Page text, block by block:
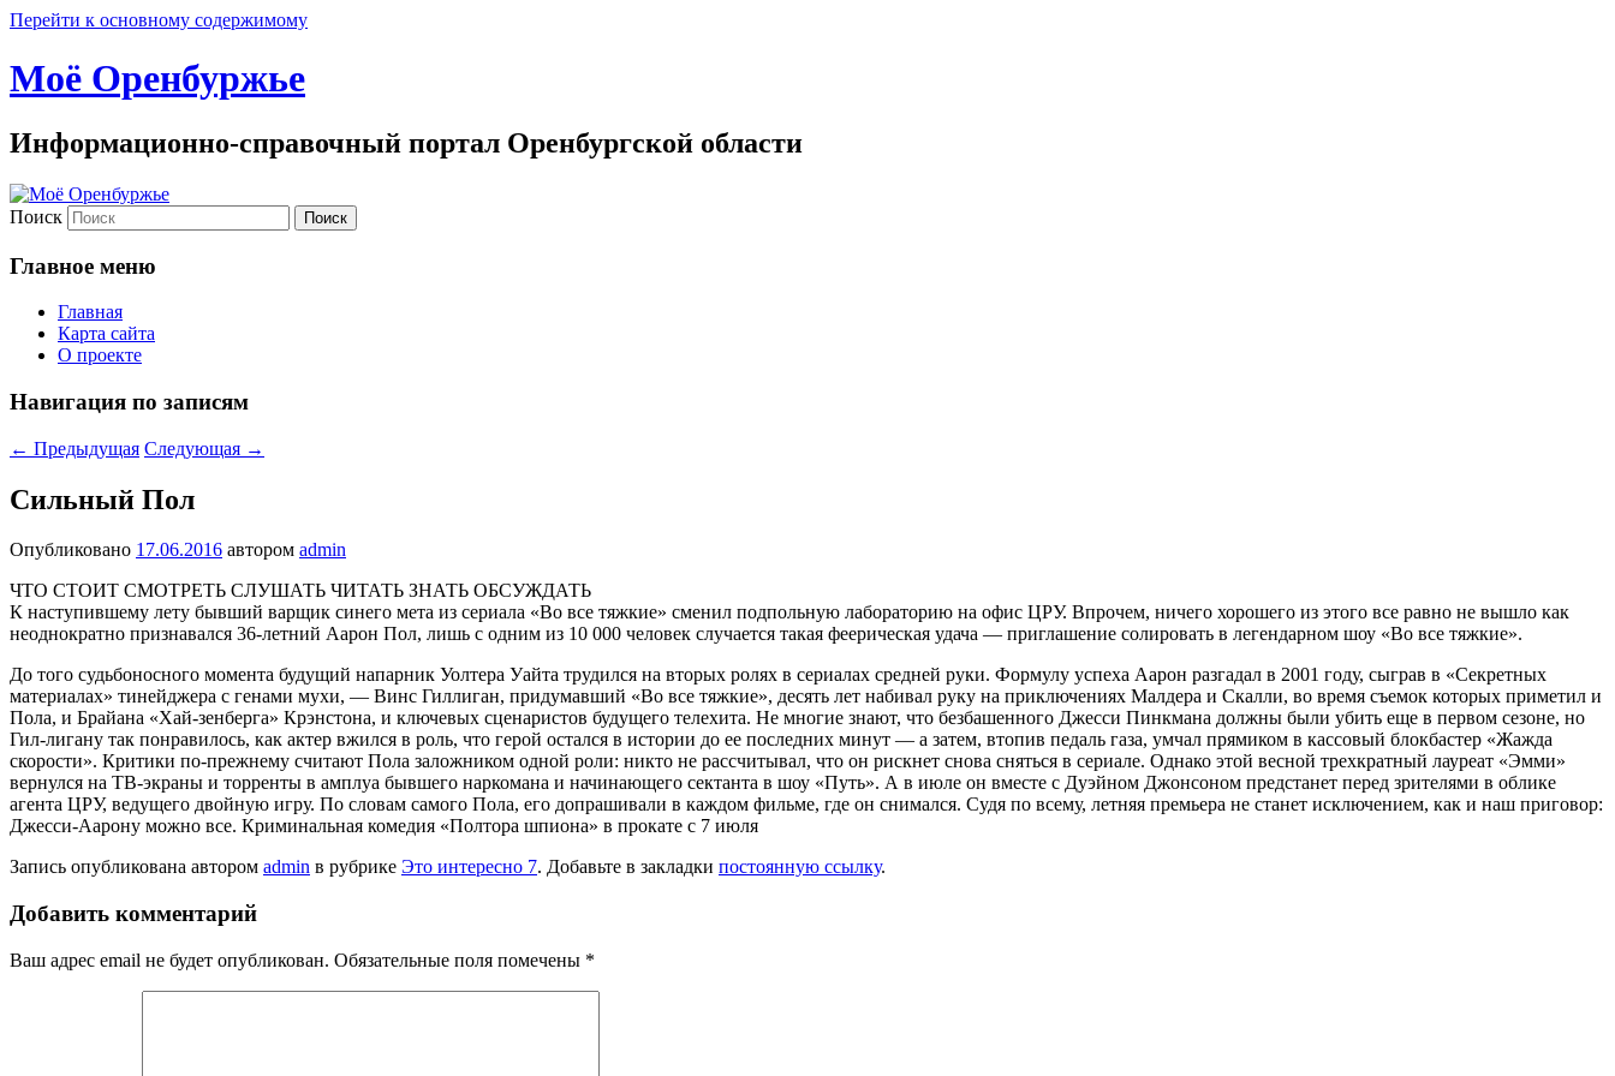
Перейти к основному содержимому
Моё Оренбуржье
Информационно-справочный портал Оренбургской области
Поиск
Главное меню
Главная
Карта сайта
О проекте
Навигация по записям
← Предыдущая Следующая →
Сильный Пол
Опубликовано 17.06.2016 автором admin
ЧТО СТОИТ СМОТРЕТЬ СЛУШАТЬ ЧИТАТЬ ЗНАТЬ ОБСУЖДАТЬ
К наступившему лету бывший варщик синего мета из сериала «Во все тяжкие» сменил подпольную лабораторию на офис ЦРУ. Впрочем, ничего хорошего из этого все равно не вышло как
неоднократно признавался 36-летний Аарон Пол, лишь с одним из 10 000 человек случается такая феерическая удача — приглашение солировать в легендарном шоу «Во все тяжкие».
До того судьбоносного момента будущий напарник Уолтера Уайта трудился на вторых ролях в сериалах средней руки. Формулу успеха Аарон разгадал в 2001 году, сыграв в «Секретных
материалах» тинейджера с генами мухи, — Винс Гиллиган, придумавший «Во все тяжкие», десять лет набивал руку на приключениях Малдера и Скалли, во время съемок которых приметил и
Пола, и Брайана «Хай-зенберга» Крэнстона, и ключевых сценаристов будущего телехита. Не многие знают, что безбашенного Джесси Пинкмана должны были убить еще в первом сезоне, но
Гил-лигану так понравилось, как актер вжился в роль, что герой остался в истории до ее последних минут — а затем, втопив педаль газа, умчал прямиком в кассовый блокбастер «Жажда
скорости». Критики по-прежнему считают Пола заложником одной роли: никто не рассчитывал, что он рискнет снова сняться в сериале. Однако этой весной трехкратный лауреат «Эмми»
вернулся на ТВ-экраны и торренты в амплуа бывшего наркомана и начинающего сектанта в шоу «Путь». А в июле он вместе с Дуэйном Джонсоном предстанет перед зрителями в облике
агента ЦРУ, ведущего двойную игру. По словам самого Пола, его допрашивали в каждом фильме, где он снимался. Судя по всему, летняя премьера не станет исключением, как и наш приговор:
Джесси-Аарону можно все. Криминальная комедия «Полтора шпиона» в прокате с 7 июля
Запись опубликована автором admin в рубрике Это интересно 7. Добавьте в закладки постоянную ссылку.
Добавить комментарий
Ваш адрес email не будет опубликован. Обязательные поля помечены *